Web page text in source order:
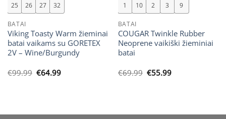
25 26 27 32
BATAI
Viking Toasty Warm žieminai
batai vaikams su GORETEX
2V – Wine/Burgundy
€99.99 Original
€64.99Current
1 10 2 3 9
BATAI
COUGAR Twinkle Rubber
Neoprene vaikiški žieminiai
batai
€69.99 Original
€55.99Current